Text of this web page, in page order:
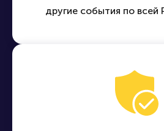
другие события по всей